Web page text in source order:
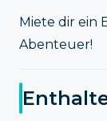
Miete dir ein
Abenteuer!